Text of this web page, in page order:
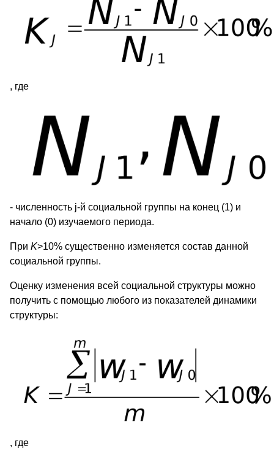
, где
- численность j-й социальной группы на конец (1) и
начало (0) изучаемого периода.
При K>10% существенно изменяется состав данной
социальной группы.
Оценку изменения всей социальной структуры можно
получить с помощью любого из показателей динамики
структуры:
, где